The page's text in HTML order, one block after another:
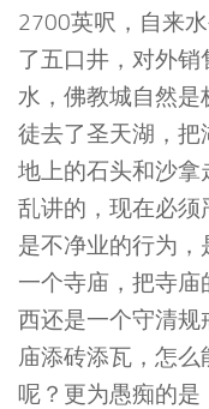
2700英呎，自来
了五口井，对外销
水，佛教城自然是
徒去了圣天湖，
地上的石头和沙拿
乱讲的，现在必须
是不净业的行为
一个寺庙，把寺
西还是一个守清
庙添砖添瓦，怎
呢？更为愚痴的